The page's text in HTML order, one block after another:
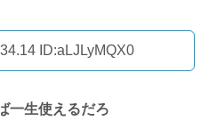
ID:aLJLyMQX0
一生使えるだろ